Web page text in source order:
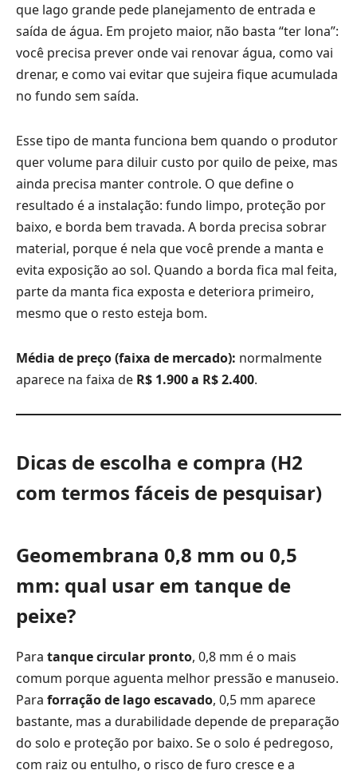
que lago grande pede planejamento de entrada e
saída de água. Em projeto maior, não basta “ter lona”:
você precisa prever onde vai renovar água, como vai
drenar, e como vai evitar que sujeira fique acumulada
no fundo sem saída.
Esse tipo de manta funciona bem quando o produtor
quer volume para diluir custo por quilo de peixe, mas
ainda precisa manter controle. O que define o
resultado é a instalação: fundo limpo, proteção por
baixo, e borda bem travada. A borda precisa sobrar
material, porque é nela que você prende a manta e
evita exposição ao sol. Quando a borda fica mal feita,
parte da manta fica exposta e deteriora primeiro,
mesmo que o resto esteja bom.
Média de preço (faixa de mercado): normalmente
aparece na faixa de R$ 1.900 a R$ 2.400.
Dicas de escolha e compra (H2
com termos fáceis de pesquisar)
Geomembrana 0,8 mm ou 0,5
mm: qual usar em tanque de
peixe?
Para tanque circular pronto, 0,8 mm é o mais
comum porque aguenta melhor pressão e manuseio.
Para forração de lago escavado, 0,5 mm aparece
bastante, mas a durabilidade depende de preparação
do solo e proteção por baixo. Se o solo é pedregoso,
com raiz ou entulho, o risco de furo cresce e a